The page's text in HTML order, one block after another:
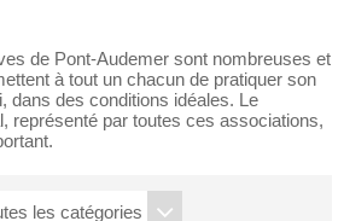
de Pont-Audemer sont nombreuses et
à tout un chacun de pratiquer son
dans des conditions idéales. Le
représenté par toutes ces associations,